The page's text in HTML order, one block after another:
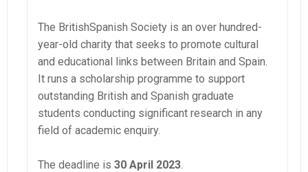
The BritishSpanish Society is an over hundred-
year-old charity that seeks to promote cultural
and educational links between Britain and Spain.
It runs a scholarship programme to support
outstanding British and Spanish graduate
students conducting significant research in any
field of academic enquiry.
The deadline is 30 April 2023